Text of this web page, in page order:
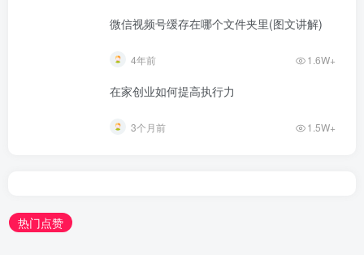
微信视频号缓存在哪个文件夹里(图文讲解)
4年前 1.6W+
在家创业如何提高执行力
3个月前 1.5W+
热门点赞